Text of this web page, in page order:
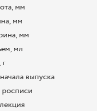
мм
мм
мм
мл
выпуска